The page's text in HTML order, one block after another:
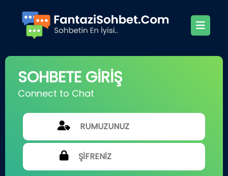
SOHBETE GİRİŞ
Connect to Chat